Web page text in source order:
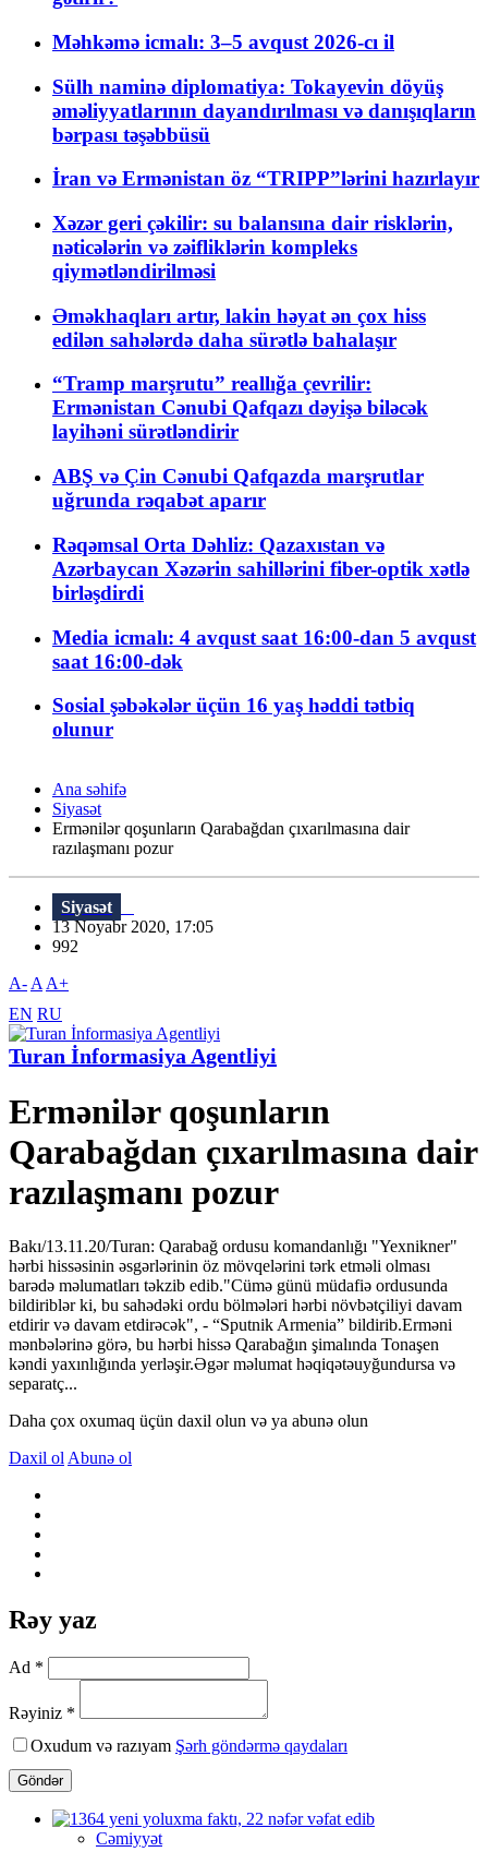
Məhkəmə icmalı: 3–5 avqust 2026-cı il
Sülh naminə diplomatiya: Tokayevin döyüş
əməliyyatlarının dayandırılması və danışıqların
bərpası təşəbbüsü
İran və Ermənistan öz “TRIPP”lərini hazırlayır
Xəzər geri çəkilir: su balansına dair risklərin,
nəticələrin və zəifliklərin kompleks
qiymətləndirilməsi
Əməkhaqları artır, lakin həyat ən çox hiss
edilən sahələrdə daha sürətlə bahalaşır
“Tramp marşrutu” reallığa çevrilir:
Ermənistan Cənubi Qafqazı dəyişə biləcək
layihəni sürətləndirir
ABŞ və Çin Cənubi Qafqazda marşrutlar
uğrunda rəqabət aparır
Rəqəmsal Orta Dəhliz: Qazaxıstan və
Azərbaycan Xəzərin sahillərini fiber-optik xətlə
birləşdirdi
Media icmalı: 4 avqust saat 16:00-dan 5 avqust
saat 16:00-dək
Sosial şəbəkələr üçün 16 yaş həddi tətbiq
olunur
Ana səhifə
Siyasət
Ermənilər qoşunların Qarabağdan çıxarılmasına dair
razılaşmanı pozur
Siyasət
13 Noyabr 2020, 17:05
992
A- A A+
EN RU
Turan İnformasiya Agentliyi
Ermənilər qoşunların
Qarabağdan çıxarılmasına dair
razılaşmanı pozur
Bakı/13.11.20/Turan: Qarabağ ordusu komandanlığı "Yexnikner"
hərbi hissəsinin əsgərlərinin öz mövqelərini tərk etməli olması
barədə məlumatları təkzib edib."Cümə günü müdafiə ordusunda
bildiriblər ki, bu sahədəki ordu bölmələri hərbi növbətçiliyi davam
etdirir və davam etdirəcək", - “Sputnik Armenia” bildirib.Erməni
mənbələrinə görə, bu hərbi hissə Qarabağın şimalında Tonaşen
kəndi yaxınlığında yerləşir.Əgər məlumat həqiqətəuyğundursa və
separatç...
Daha çox oxumaq üçün daxil olun və ya abunə olun
Daxil ol Abunə ol
Rəy yaz
Ad *
Rəyiniz *
Oxudum və razıyam Şərh göndərmə qaydaları
Göndər
Cəmiyyət